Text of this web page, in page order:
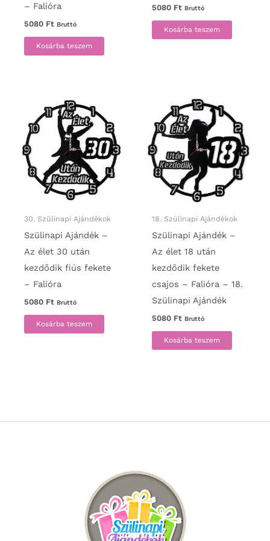
– Falióra
5080 Ft Bruttó
Kosárba teszem
5080 Ft Bruttó
Kosárba teszem
30. Szülinapi Ajándékok
Szülinapi Ajándék –
Az élet 30 után
kezdődik fiús fekete
– Falióra
5080 Ft Bruttó
Kosárba teszem
18. Szülinapi Ajándékok
Szülinapi Ajándék –
Az élet 18 után
kezdődik fekete
csajos – Falióra – 18.
Szülinapi Ajándék
5080 Ft Bruttó
Kosárba teszem